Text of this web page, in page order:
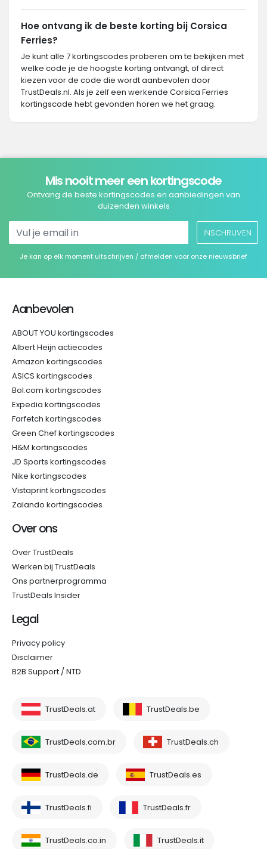
Hoe ontvang ik de beste korting bij Corsica
Ferries?
Je kunt alle 7 kortingscodes proberen om te bekijken met
welke code je de hoogste korting ontvangt, of direct
kiezen voor de code die wordt aanbevolen door
TrustDeals.nl. Als je zelf een werkende Corsica Ferries
kortingscode hebt gevonden horen we het graag.
Mis nooit meer een kortingscode
Ontvang de beste kortingscodes en aanbiedingen van
duizenden winkels
INSCHRIJVEN
Je kan op elk moment uitschrijven / afmelden voor onze nieuwsbrief
Aanbevolen
ABOUT YOU kortingscodes
Albert Heijn actiecodes
Amazon kortingscodes
ASICS kortingscodes
Bol.com kortingscodes
Expedia kortingscodes
Farfetch kortingscodes
Green Chef kortingscodes
H&M kortingscodes
JD Sports kortingscodes
Nike kortingscodes
Vistaprint kortingscodes
Zalando kortingscodes
Over ons
Over TrustDeals
Werken bij TrustDeals
Ons partnerprogramma
TrustDeals Insider
Legal
Privacy policy
Disclaimer
B2B Support / NTD
TrustDeals.at TrustDeals.be
TrustDeals.com.br TrustDeals.ch
TrustDeals.de TrustDeals.es
TrustDeals.fi TrustDeals.fr
TrustDeals.co.in TrustDeals.it